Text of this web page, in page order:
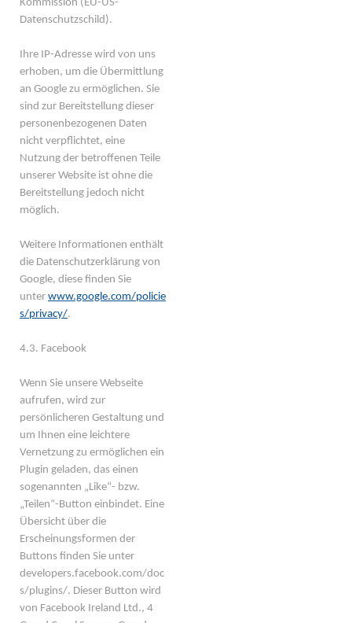
Kommission (EU-US-
Datenschutzschild).
Ihre IP-Adresse wird von uns
erhoben, um die Übermittlung
an Google zu ermöglichen. Sie
sind zur Bereitstellung dieser
personenbezogenen Daten
nicht verpflichtet, eine
Nutzung der betroffenen Teile
unserer Website ist ohne die
Bereitstellung jedoch nicht
möglich.
Weitere Informationen enthält
die Datenschutzerklärung von
Google, diese finden Sie
unter www.google.com/policie
s/privacy/.
4.3. Facebook
Wenn Sie unsere Webseite
aufrufen, wird zur
persönlicheren Gestaltung und
um Ihnen eine leichtere
Vernetzung zu ermöglichen ein
Plugin geladen, das einen
sogenannten „Like“- bzw.
„Teilen“-Button einbindet. Eine
Übersicht über die
Erscheinungsformen der
Buttons finden Sie unter
developers.facebook.com/doc
s/plugins/. Dieser Button wird
von Facebook Ireland Ltd., 4